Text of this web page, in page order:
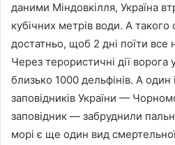
даними Міндовкілля, Україна
кубічних метрів води. А такого
достатньо, щоб 2 дні поїти все
Через терористичні дії
близько 1000 дельфінів. А один
заповідників України —
заповідник — забруднили
морі є ще один вид